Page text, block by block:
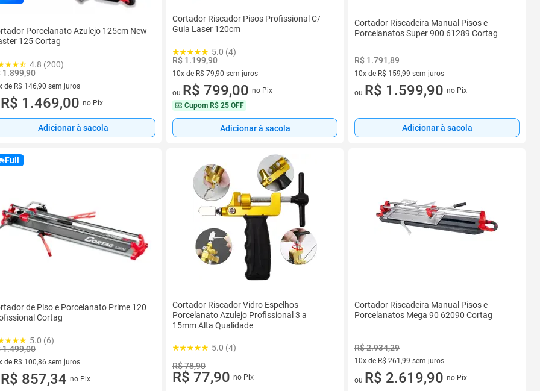
Porcelanato Azulejo 125cm New
125 Cortag
4.8 (200)
1.899,90
de R$ 146,90 sem juros
vez de R$ 146,90 sem juros
R$ 1.469,00 no Pix
Adicionar à sacola
Cortador Riscador Pisos Profissional C/
Guia Laser 120cm
5.0 (4)
R$ 1.199,90
10x de R$ 79,90 sem juros
10 vez de R$ 79,90 sem juros
ou R$ 799,00 no Pix
Cupom R$ 25 OFF
Adicionar à sacola
Cortador Riscadeira Manual Pisos e
Porcelanatos Super 900 61289 Cortag
R$ 1.791,89
10x de R$ 159,99 sem juros
10 vez de R$ 159,99 sem juros
ou R$ 1.599,90 no Pix
Adicionar à sacola
Full
de Piso e Porcelanato Prime 120
Cortag
5.0 (6)
1.499,00
de R$ 100,86 sem juros
vez de R$ 100,86 sem juros
R$ 857,34 no Pix
Cortador Riscador Vidro Espelhos
Porcelanato Azulejo Profissional 3 a
15mm Alta Qualidade
5.0 (4)
R$ 78,90
R$ 77,90 no Pix
Cortador Riscadeira Manual Pisos e
Porcelanatos Mega 90 62090 Cortag
R$ 2.934,29
10x de R$ 261,99 sem juros
10 vez de R$ 261,99 sem juros
ou R$ 2.619,90 no Pix